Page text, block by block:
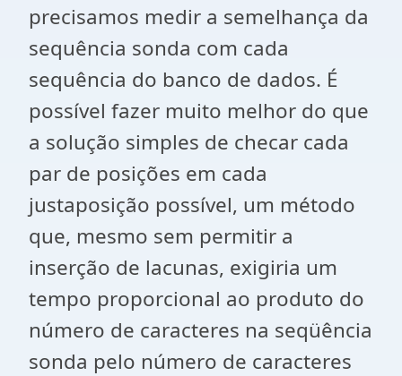
precisamos medir a semelhança da
sequência sonda com cada
sequência do banco de dados. É
possível fazer muito melhor do que
a solução simples de checar cada
par de posições em cada
justaposição possível, um método
que, mesmo sem permitir a
inserção de lacunas, exigiria um
tempo proporcional ao produto do
número de caracteres na seqüência
sonda pelo número de caracteres